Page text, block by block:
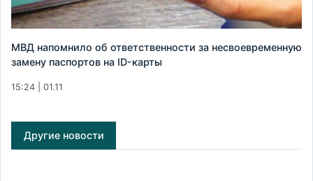
МВД напомнило об ответственности за несвоевременную
замену паспортов на ID-карты
15:24 | 01.11
Другие новости